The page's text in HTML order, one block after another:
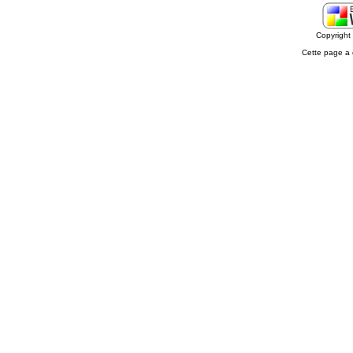
Cette page a